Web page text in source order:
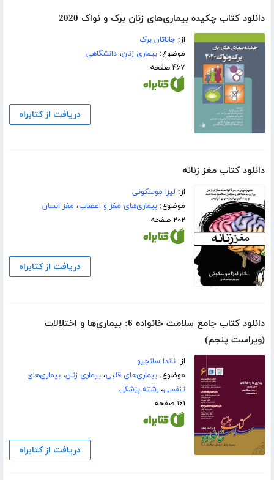
دانلود کتاب چکیده بیماری‌های زنان برک و نواک 2020
از:جاناتان برک
موضوع:بیماری زنان،دانشگاهی
۴۶۷ صفحه
دریافت از کتابراه
دانلود کتاب مغز زنانه
از: لیزا موسکونی
موضوع:بیماری‌های مغز و اعصاب، مغز انسان
۲۰۲ صفحه
دریافت از کتابراه
دانلود کتاب جامع سلامت خانواده 6: بیماری‌ها و اختلالات
(ویراست پنجم)
از:ناندا سانجیو
موضوع:بیماری‌های قلبی،بیماری زنان،بیماری‌های
تنفسی،رشته پزشکی
۱۶۱ صفحه
دریافت از کتابراه